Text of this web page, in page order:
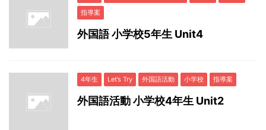
指導案
外国語 小学校5年生 Unit4
4年生 Let’s Try 外国語活動 小学校 指導案
外国語活動 小学校4年生 Unit2